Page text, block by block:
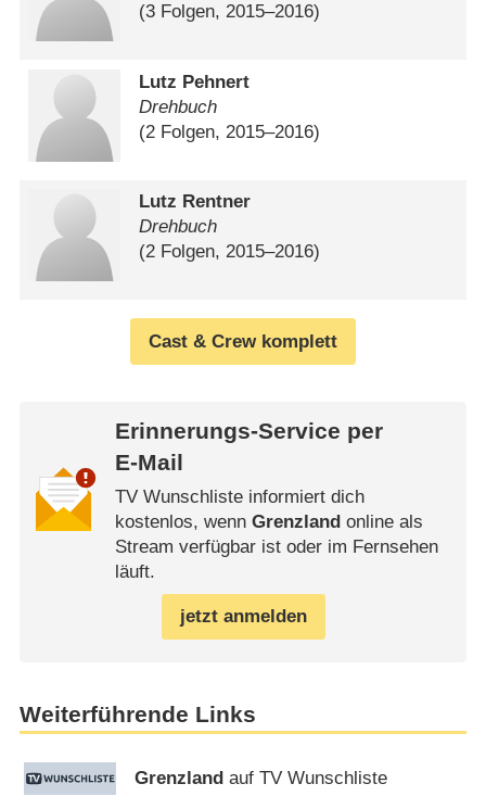
(3 Folgen, 2015⁠–⁠2016)
Lutz Pehnert
Drehbuch
(2 Folgen, 2015⁠–⁠2016)
Lutz Rentner
Drehbuch
(2 Folgen, 2015⁠–⁠2016)
Cast & Crew komplett
Erinnerungs-Service per
E-Mail
TV Wunschliste informiert dich
kostenlos, wenn Grenzlandonline als
Stream verfügbar ist oder im Fernsehen
läuft.
jetzt anmelden
Weiterführende Links
Grenzland auf TV Wunschliste